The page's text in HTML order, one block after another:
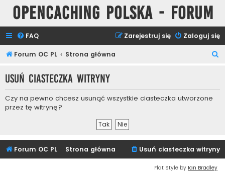
Opencaching Polska - Forum
FAQ Zaloguj się
Zarejestruj się
Forum OC PL Strona główna
k
Usuń ciasteczka witryny
Czy na pewno chcesz usunąć wszystkie ciasteczka utworzone
przez tę witrynę?
Forum OC PL Strona główna Usuń ciasteczka witryny
Flat Style by Ian Bradley